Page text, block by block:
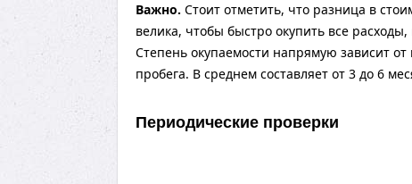
Важно. Стоит отметить, что разница в
велика, чтобы быстро окупить все
Степень окупаемости напрямую зависит
пробега. В среднем составляет от 3 до 6
Периодические проверки